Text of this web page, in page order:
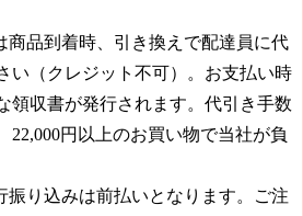
商品到着時、引き換えで配達員に代
い（クレジット不可）。お支払い時
領収書が発行されます。代引き手数
22,000円 以上のお買い物で当社が負
振り込みは前払いとなります。ご注